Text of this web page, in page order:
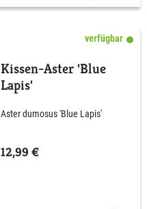
verfügbar
Kissen-Aster 'Blue
Lapis'
Aster dumosus 'Blue Lapis'
12,99 €